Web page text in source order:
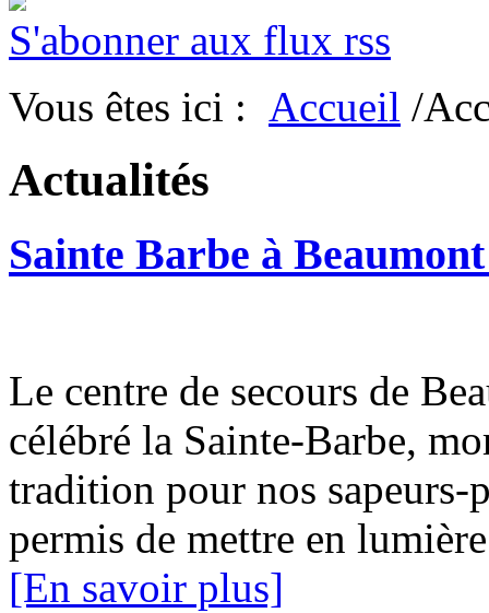
S'abonner aux flux rss
Vous êtes ici : Accueil /
Actualités
Sainte Barbe à
Le centre de secours de
célébré la Sainte-Barbe,
tradition pour nos sapeurs-
permis de mettre en
[En savoir plus]